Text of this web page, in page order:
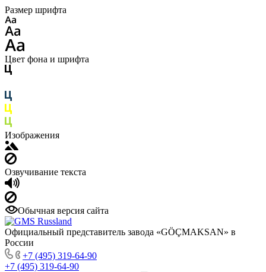
Размер шрифта
Цвет фона и шрифта
Изображения
Озвучивание текста
Обычная версия сайта
Официальный представитель завода «GÖÇMAKSAN» в
России
+7 (495) 319-64-90
+7 (495) 319-64-90